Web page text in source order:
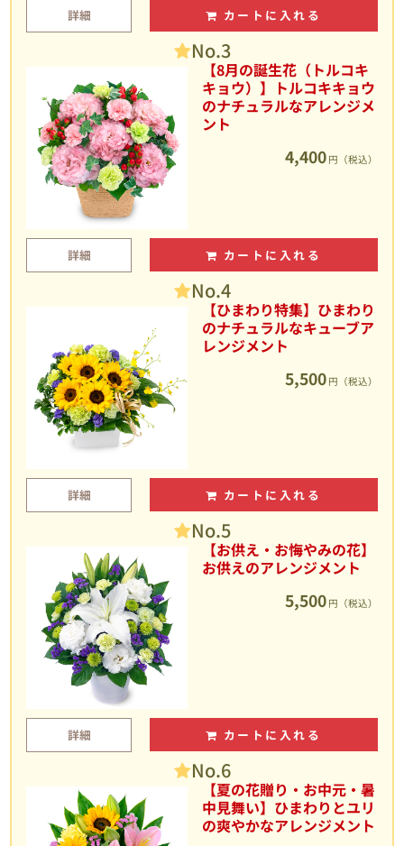
詳細 カートに入れる
No.3
【8月の誕生花（トルコキ
キョウ）】トルコキキョウ
のナチュラルなアレンジメ
ント
4,400 円（税込）
詳細 カートに入れる
No.4
【ひまわり特集】ひまわり
のナチュラルなキューブア
レンジメント
5,500 円（税込）
詳細 カートに入れる
No.5
【お供え・お悔やみの花】
お供えのアレンジメント
5,500 円（税込）
詳細 カートに入れる
No.6
【夏の花贈り・お中元・暑
中見舞い】ひまわりとユリ
の爽やかなアレンジメント